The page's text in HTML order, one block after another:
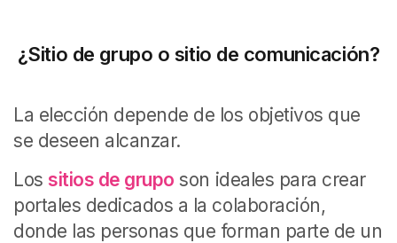
¿Sitio de grupo o sitio de comunicación?
La elección depende de los objetivos que
se deseen alcanzar.
Los sitios de grupo son ideales para crear
portales dedicados a la colaboración,
donde las personas que forman parte de un